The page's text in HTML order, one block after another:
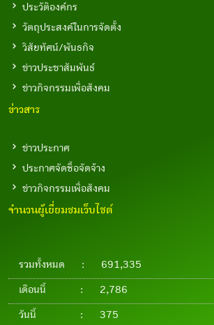
ประวัติองค์กร
วัตถุประสงค์ในการจัดตั้ง
วิสัยทัศน์/พันธกิจ
ข่าวประชาสัมพันธ์
ข่าวกิจกรรมเพื่อสังคม
ข่าวสาร
ข่าวประกาศ
ประกาศจัดซื้อจัดจ้าง
ข่าวกิจกรรมเพื่อสังคม
จำนวนผู้เยี่ยมชมเว็บไซต์
รวมทั้งหมด : 691,335
เดือนนี้ : 2,786
วันนี้ : 375